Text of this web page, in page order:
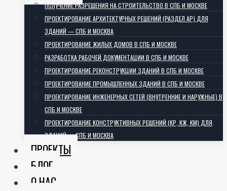
ПОЛУЧЕНИЕ РАЗРЕШЕНИЯ НА СТРОИТЕЛЬСТВО В СПБ И МОСКВЕ
ПРОЕКТИРОВАНИЕ АРХИТЕКТУРНЫХ РЕШЕНИЙ (РАЗДЕЛ АР) ДЛЯ
ЗДАНИЙ — СПБ И МОСКВА
ПРОЕКТИРОВАНИЕ ЖИЛЫХ ДОМОВ В СПБ И МОСКВЕ
РАЗРАБОТКА РАБОЧЕЙ ДОКУМЕНТАЦИИ В СПБ И МОСКВЕ
ПРОЕКТИРОВАНИЕ РЕКОНСТРУКЦИИ ЗДАНИЙ В СПБ И МОСКВЕ
ПРОЕКТИРОВАНИЕ ПРОМЫШЛЕННЫХ ЗДАНИЙ В СПБ И МОСКВЕ
ПРОЕКТИРОВАНИЕ ИНЖЕНЕРНЫХ СЕТЕЙ (ВНУТРЕННИЕ И НАРУЖНЫЕ) В
СПБ И МОСКВЕ
ПРОЕКТИРОВАНИЕ КОНСТРУКТИВНЫХ РЕШЕНИЙ (КР, КЖ, КМ) ДЛЯ
ЗДАНИЙ — СПБ И МОСКВА
ПРОЕКТЫ
БЛОГ
О НАС